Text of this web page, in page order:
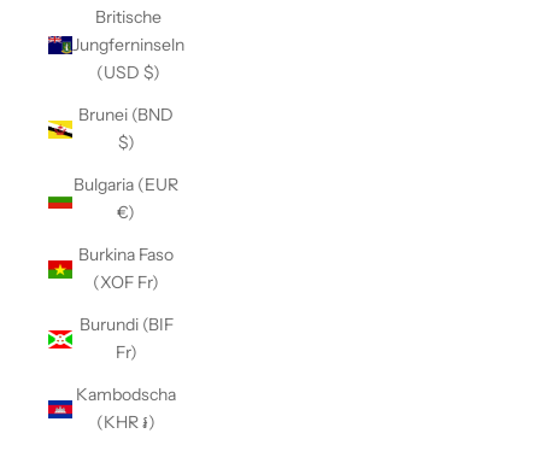
Britische
Jungferninseln
(USD $)
Brunei (BND
$)
Bulgaria (EUR
€)
Burkina Faso
(XOF Fr)
Burundi (BIF
Fr)
Kambodscha
(KHR ៛)